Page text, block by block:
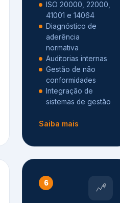
ISO 20000, 22000,
41001 e 14064
Diagnóstico de
aderência
normativa
Auditorias internas
Gestão de não
conformidades
Integração de
sistemas de gestão
Saiba mais
6